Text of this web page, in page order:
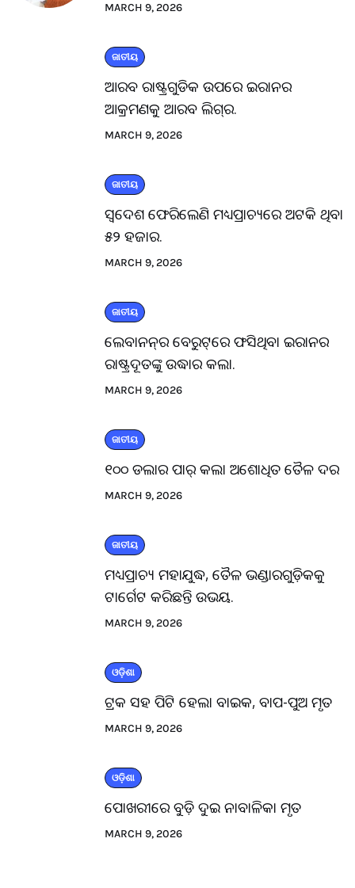
MARCH 9, 2026
ଜାତୀୟ
ଆରବ ରାଷ୍ଟ୍ରଗୁଡିକ ଉପରେ ଇରାନର
ଆକ୍ରମଣକୁ ଆରବ ଲିଗ୍‌ର.
MARCH 9, 2026
ଜାତୀୟ
ସ୍ବଦେଶ ଫେରିଲେଣି ମଧ୍ୟପ୍ରାଚ୍ୟରେ ଅଟକି ଥିବା
୫୨ ହଜାର.
MARCH 9, 2026
ଜାତୀୟ
ଲେବାନନ୍‌ର ବେରୁଟ୍‌ରେ ଫସିଥିବା ଇରାନର
ରାଷ୍ଟ୍ରଦୂତଙ୍କୁ ଉଦ୍ଧାର କଲା.
MARCH 9, 2026
ଜାତୀୟ
୧୦୦ ଡଲାର ପାର୍ କଲା ଅଶୋଧିତ ତୈଳ ଦର
MARCH 9, 2026
ଜାତୀୟ
ମଧ୍ୟପ୍ରାଚ୍ୟ ମହାଯୁଦ୍ଧ, ତୈଳ ଭଣ୍ଡାରଗୁଡ଼ିକକୁ
ଟାର୍ଗେଟ କରିଛନ୍ତି ଉଭୟ.
MARCH 9, 2026
ଓଡ଼ିଶା
ଟ୍ରକ ସହ ପିଟି ହେଲା ବାଇକ, ବାପ-ପୁଅ ମୃତ
MARCH 9, 2026
ଓଡ଼ିଶା
ପୋଖରୀରେ ବୁଡ଼ି ଦୁଇ ନାବାଳିକା ମୃତ
MARCH 9, 2026